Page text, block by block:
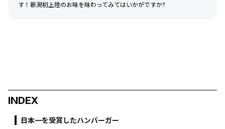
す！新潟初上陸のお味を味わってみてはいかがですか?
INDEX
日本一を受賞したハンバーガー